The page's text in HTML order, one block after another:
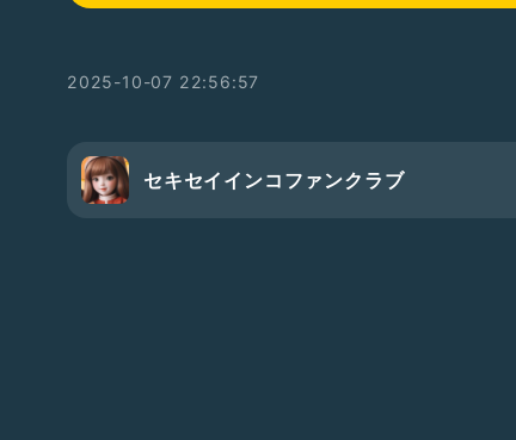
2025-10-07 22:56:57
セキセイインコファンクラブ